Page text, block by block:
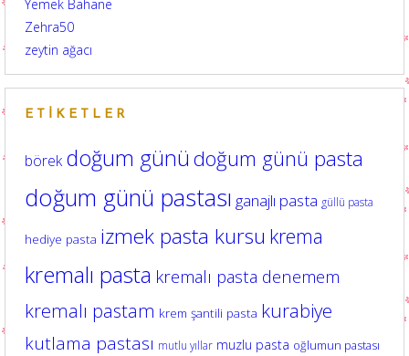
Yemek Bahane
Zehra50
zeytin ağacı
ETIKETLER
börek doğum günüdoğum günü pasta
doğum günü pastası ganajlı pasta güllü pasta
hediye pasta izmek pasta kursu krema
kremalı pasta kremalı pasta denemem
kremalı pastam krem şantili pasta kurabiye
kutlama pastası mutlu yıllar muzlu pasta oğlumun pastası